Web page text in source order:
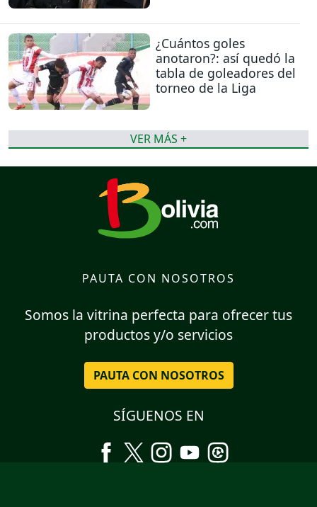
¿Cuántos goles
anotaron?: así quedó la
tabla de goleadores del
torneo de la Liga
VER MÁS +
PAUTA CON NOSOTROS
Somos la vitrina perfecta para ofrecer tus
productos y/o servicios
PAUTA CON NOSOTROS
SÍGUENOS EN